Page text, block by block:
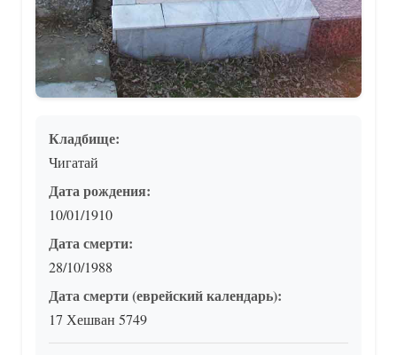
Кладбище:
Чигатай
Дата рождения:
10/01/1910
Дата смерти:
28/10/1988
Дата смерти (еврейский календарь):
17 Хешван 5749